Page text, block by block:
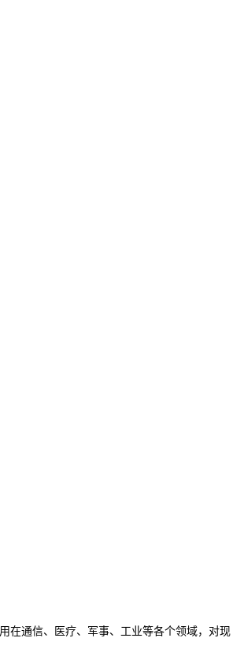
在通信、医疗、军事、工业等各个领域，对现